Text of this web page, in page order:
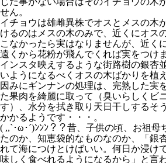
せん。
イチョウは雄雌異株でオスとメスの木
けるのはメスの木のみで、近くにオス
こなかったら実はなりませんが、近く
遠くから花粉が飛んでくれば実をつけま
インスタ映えするような街路樹の銀杏
いようになるべくオスの木ばかりを植
因みにギンナンの処理は、完熟した実
た果肉を綺麗に取って（臭いらしくビ
す）、水分を拭き取り天日干しするそ
かかるようです・・・。
( ,,`･ω･´)ﾝﾝﾝ？？昔、子供の頃、お祖
たのか、知恵袋的なものなのか、「銀
れて海につけとけばいい。何日か浸け
味しく食べれるようになるから」と言